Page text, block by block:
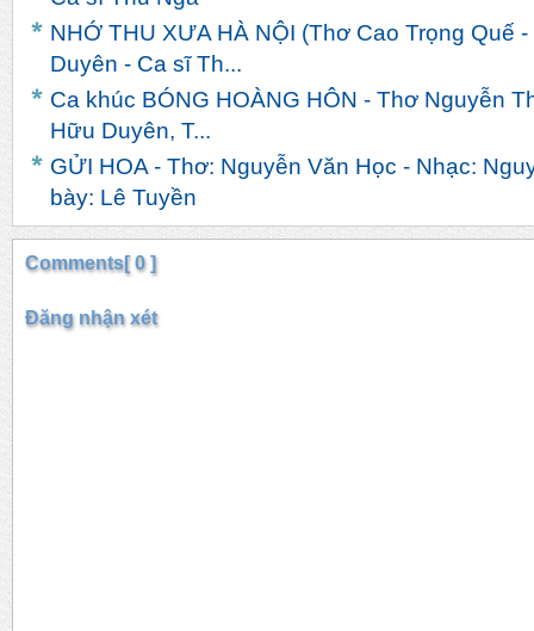
NHỚ THU XƯA HÀ NỘI (Thơ Cao Trọng Quế
Duyên - Ca sĩ Th...
Ca khúc BÓNG HOÀNG HÔN - Thơ Nguyễn
Hữu Duyên, T...
GỬI HOA - Thơ: Nguyễn Văn Học - Nhạc:
bày: Lê Tuyền
Comments[ 0 ]
Đăng nhận xét